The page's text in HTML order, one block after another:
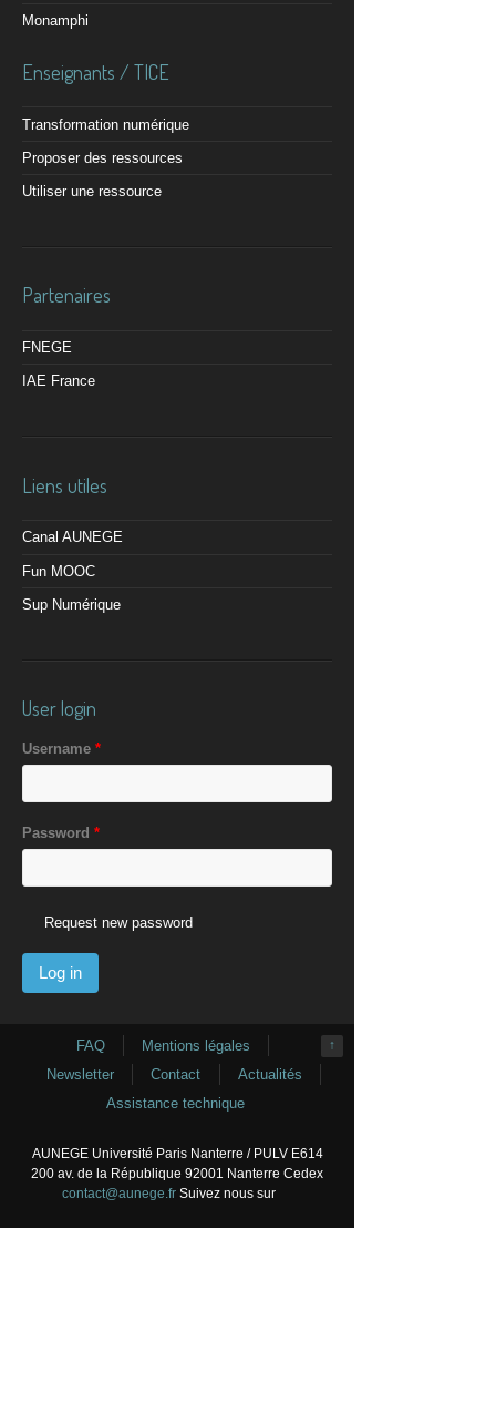
Monamphi
Enseignants / TICE
Transformation numérique
Proposer des ressources
Utiliser une ressource
Partenaires
FNEGE
IAE France
Liens utiles
Canal AUNEGE
Fun MOOC
Sup Numérique
User login
Username *
Password *
Request new password
↑
FAQ
Mentions légales
Newsletter
Contact
Actualités
Assistance technique
AUNEGE Université Paris Nanterre / PULV E614
200 av. de la République 92001 Nanterre Cedex
contact@aunege.frSuivez nous sur